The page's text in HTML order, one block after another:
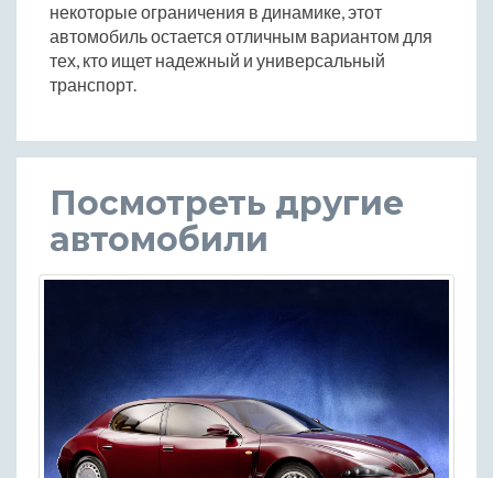
некоторые ограничения в динамике, этот
автомобиль остается отличным вариантом для
тех, кто ищет надежный и универсальный
транспорт.
Посмотреть другие
автомобили